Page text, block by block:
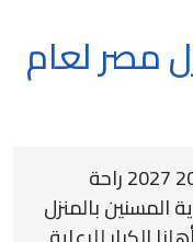
مصر لعام
🏡 رعاية المسنين بالمنزل مصر 2026 2027 راحة
بالمنزل